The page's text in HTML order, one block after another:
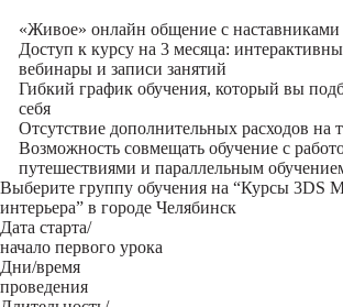
«Живое» онлайн общение с наставниками
Доступ к курсу на 3 месяца:
вебинары и записи занятий
Гибкий график обучения, который вы
себя
Отсутствие дополнительных расходов на
Возможность совмещать обучение с
путешествиями и параллельным
Выберите группу обучения на “Курсы 3DS
интерьера” в городе Челябинск
Дата старта/
начало первого урока
Дни/время
проведения